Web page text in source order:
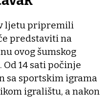
ljetu pripremili
predstaviti na
ovog šumskog
14 sati počinje
sa sportskim igrama
igralištu, a nakon